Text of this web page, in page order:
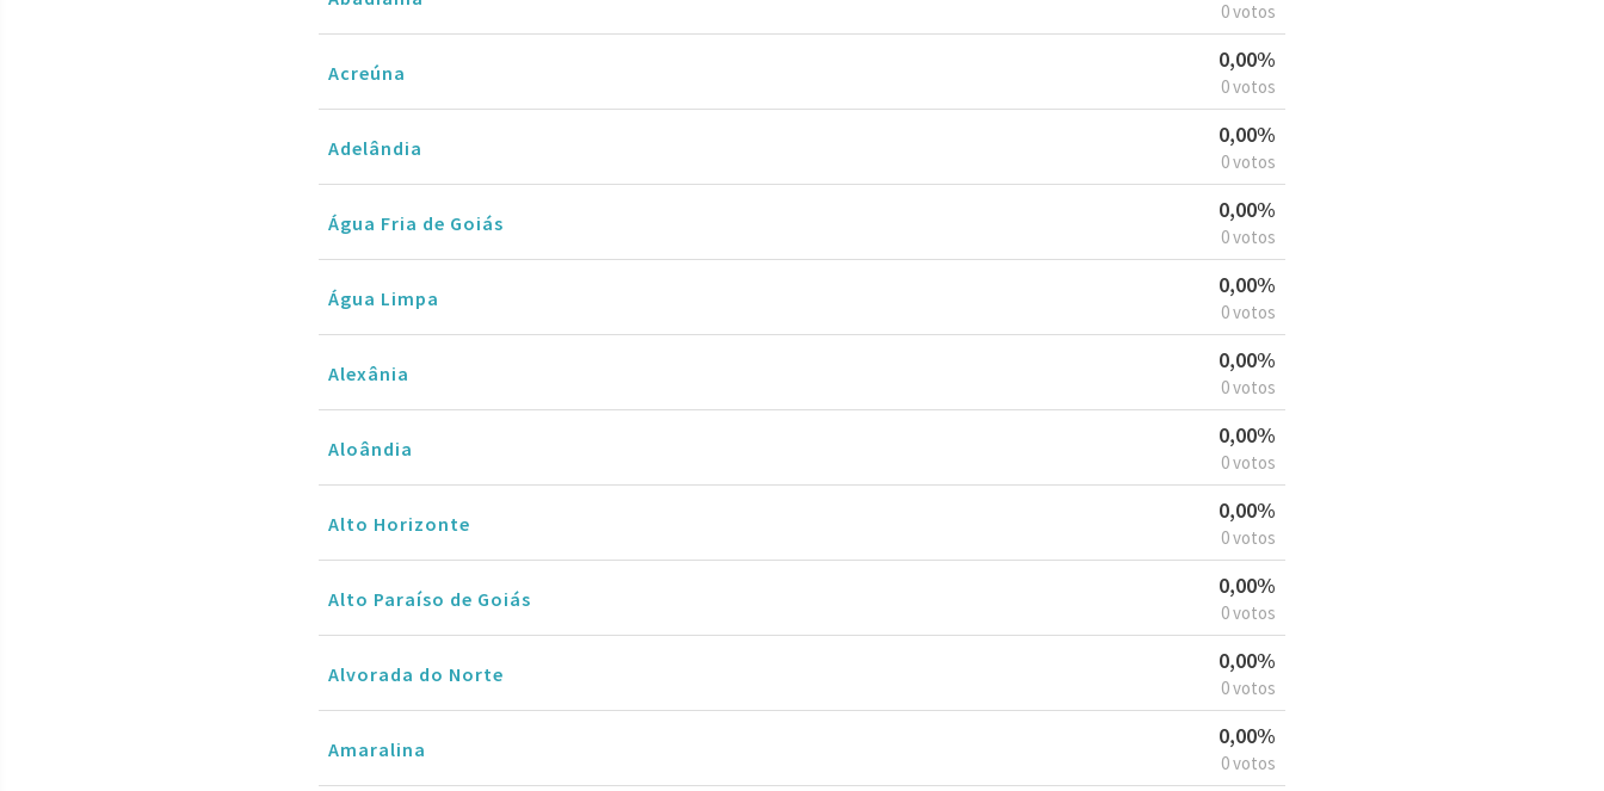
0 votos
Acreúna
0,00%
0 votos
Adelândia
0,00%
0 votos
Água Fria de Goiás
0,00%
0 votos
Água Limpa
0,00%
0 votos
Alexânia
0,00%
0 votos
Aloândia
0,00%
0 votos
Alto Horizonte
0,00%
0 votos
Alto Paraíso de Goiás
0,00%
0 votos
Alvorada do Norte
0,00%
0 votos
Amaralina
0,00%
0 votos